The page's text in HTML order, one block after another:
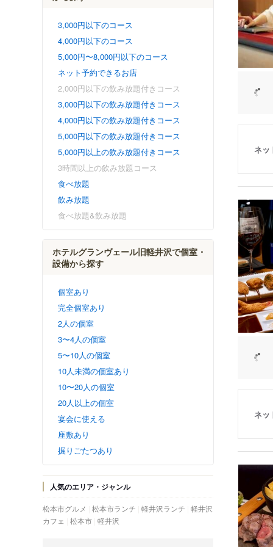
3,000円以下のコース
4,000円以下のコース
5,000円〜8,000円以下のコース
ネット予約できるお店
2,000円以下の飲み放題付きコース
3,000円以下の飲み放題付きコース
4,000円以下の飲み放題付きコース
5,000円以下の飲み放題付きコース
5,000円以上の飲み放題付きコース
3時間以上の飲み放題コース
食べ放題
飲み放題
食べ放題&飲み放題
ホテルグランヴェール旧軽井沢で個室・
設備から探す
個室あり
完全個室あり
2人の個室
3〜4人の個室
5〜10人の個室
10人未満の個室あり
10〜20人の個室
20人以上の個室
宴会に使える
座敷あり
掘りごたつあり
人気のエリア・ジャンル
松本市グルメ 松本市ランチ 軽井沢ランチ 軽井沢
カフェ
松本市 軽井沢
ネッ
ネッ